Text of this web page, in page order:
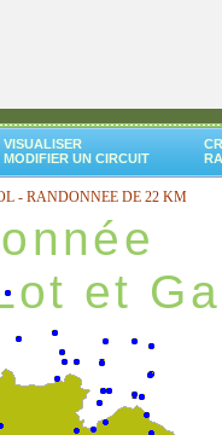
VISUALISER
MODIFIER UN CIRCUIT
- RANDONNEE DE 22 KM
et